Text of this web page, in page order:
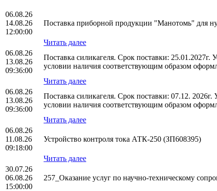
06.08.26
14.08.26
12:00:00
Поставка приборной продукции "Манотомь"
Читать далее
06.08.26
13.08.26
09:36:00
Поставка силикагеля. Срок поставки:
условии наличия соответствующим образом
Читать далее
06.08.26
13.08.26
09:36:00
Поставка силикагеля. Срок поставки: 07.12.
условии наличия соответствующим образом
Читать далее
06.08.26
11.08.26
09:18:00
Устройство контроля тока АТК-250 (ЗП608395)
Читать далее
30.07.26
06.08.26
15:00:00
257_Оказание услуг по научно-техническому